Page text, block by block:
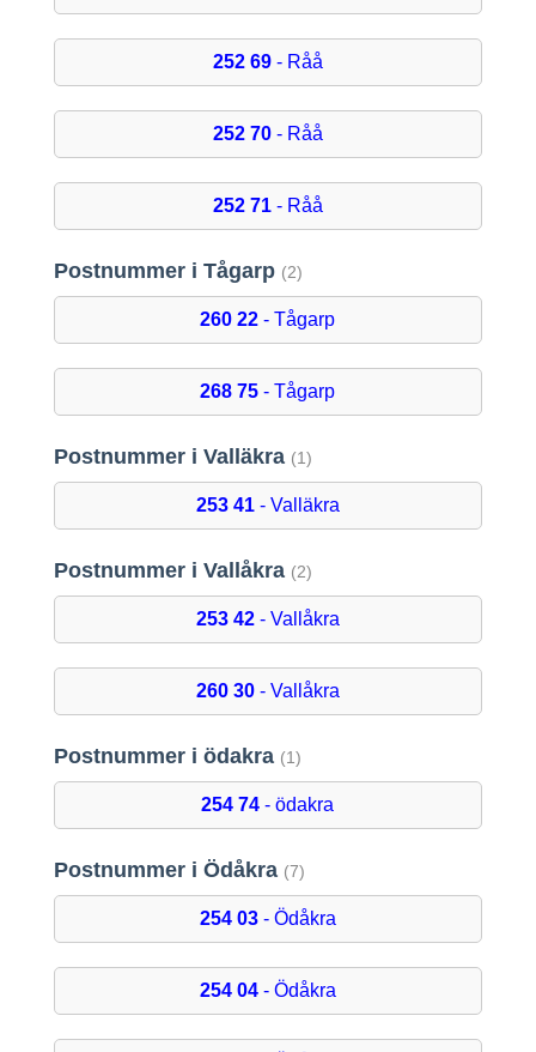
252 69- Råå
252 70- Råå
252 71- Råå
Postnummer i Tågarp (2)
260 22 - Tågarp
268 75 - Tågarp
Postnummer i Valläkra (1)
253 41- Valläkra
Postnummer i Vallåkra (2)
253 42- Vallåkra
260 30- Vallåkra
Postnummer i ödakra (1)
254 74 - ödakra
Postnummer i Ödåkra (7)
254 03- Ödåkra
254 04- Ödåkra